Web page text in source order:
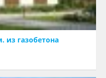
из газобетона